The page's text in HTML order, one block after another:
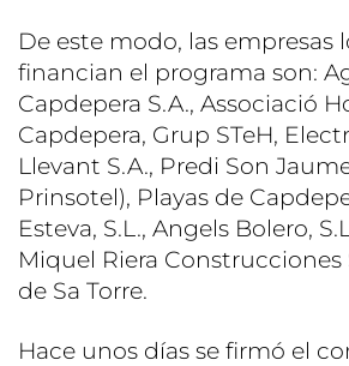
De este modo, las empresas
financian el programa son:
Capdepera S.A., Associació
Capdepera, Grup STeH,
Llevant S.A., Predi Son
Prinsotel), Playas de
Esteva, S.L., Angels Bolero,
Miquel Riera Construcciones
de Sa Torre.
Hace unos días se firmó el